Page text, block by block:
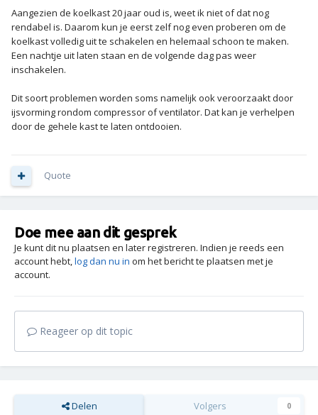
Aangezien de koelkast 20 jaar oud is, weet ik niet of dat nog
rendabel is. Daarom kun je eerst zelf nog even proberen om de
koelkast volledig uit te schakelen en helemaal schoon te maken.
Een nachtje uit laten staan en de volgende dag pas weer
inschakelen.
Dit soort problemen worden soms namelijk ook veroorzaakt door
ijsvorming rondom compressor of ventilator. Dat kan je verhelpen
door de gehele kast te laten ontdooien.
Quote
Doe mee aan dit gesprek
Je kunt dit nu plaatsen en later registreren. Indien je reeds een
account hebt,log dan nu in om het bericht te plaatsen met je
account.
Reageer op dit topic
Delen Volgers 0